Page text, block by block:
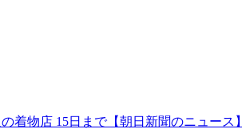
着物店 15日まで【朝日新聞のニュース】